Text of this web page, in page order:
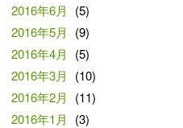
2016年6月
(5)
2016年5月
(9)
2016年4月
(5)
2016年3月
(10)
2016年2月
(11)
2016年1月
(3)